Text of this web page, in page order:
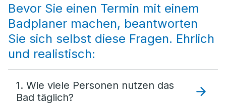
Bevor Sie einen Termin mit einem
Badplaner machen, beantworten
Sie sich selbst diese Fragen. Ehrlich
und realistisch:
1. Wie viele Personen nutzen das
Bad täglich?